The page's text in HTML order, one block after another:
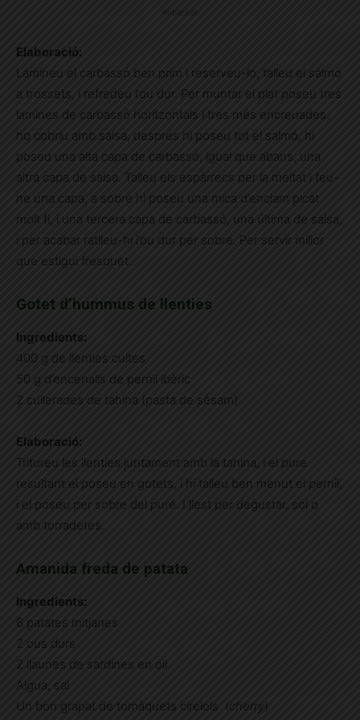
Publicitat
Elaboració:
Lamineu el carbassó ben prim i reserveu-lo, talleu el salmó
a trossets, i refredeu l’ou dur. Per muntar el plat poseu tres
lamines de carbassó horitzontals i tres més encreuades,
ho cobriu amb salsa, després hi poseu tot el salmó, hi
poseu una alta capa de carbassó, igual que abans, una
altra capa de salsa. Talleu els espàrrecs per la meitat i feu-
ne una capa, a sobre hi poseu una mica d’enciam picat
molt fi, i una tercera capa de carbassó, una última de salsa,
i per acabar ratlleu-hi l’ou dur per sobre. Per servir millor
que estigui fresquet.
Gotet d’hummus de llenties
Ingredients:
400 g de llenties cuites
50 g d’encenalls de pernil ibèric
2 cullerades de tahina (pasta de sèsam)
Elaboració:
Tritureu les llenties juntament amb la tahina, i el puré
resultant el poseu en gotets, i hi talleu ben menut el pernil,
i el poseu per sobre del puré. I llest per degustar, sol o
amb torradetes.
Amanida freda de patata
Ingredients:
6 patates mitjanes
2 ous durs
2 llaunes de sardines en oli
Aigua, sal
Un bon grapat de tomàquets cirelols ( cherry )